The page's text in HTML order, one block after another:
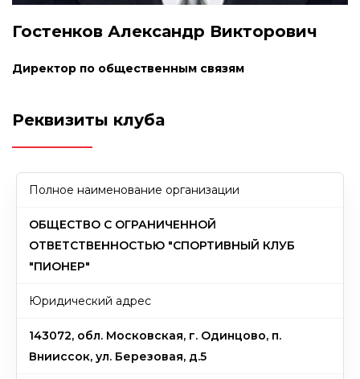
Гостенков Александр Викторович
Директор по общественным связям
Реквизиты клуба
Полное наименование организации
ОБЩЕСТВО С ОГРАНИЧЕННОЙ
ОТВЕТСТВЕННОСТЬЮ "СПОРТИВНЫЙ КЛУБ
"ПИОНЕР"
Юридический адрес
143072, обл. Московская, г. Одинцово, п.
Внииссок, ул. Березовая, д.5